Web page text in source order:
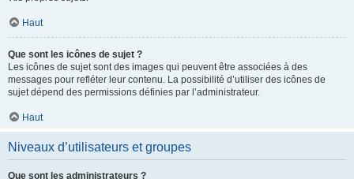
Haut
Que sont les icônes de sujet ?
Les icônes de sujet sont des images qui peuvent être associées à des
messages pour refléter leur contenu. La possibilité d’utiliser des icônes de
sujet dépend des permissions définies par l’administrateur.
Haut
Niveaux d’utilisateurs et groupes
Que sont les administrateurs ?